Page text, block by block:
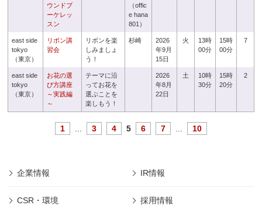
ウンドブ
ーケレッ
スン
（offic
e hana
801）
east side
tokyo
（東京）
リボン講
習会
リボンを楽
しみましょ
う！
杉崎
2026
年9月
15日
火
13時
00分
15時
00分
7
east side
tokyo
（東京）
お花の選
び方講座
～実践編
～
テーマに沿
ってお花を
選ぶことを
楽しもう！
2026
年8月
22日
土
10時
30分
15時
20分
2
1 3 4 5 6 7 10
企業情報 IR情報
CSR・環境 採用情報